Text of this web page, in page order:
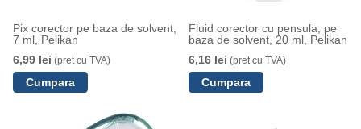
Pix corector pe baza de solvent,
7 ml, Pelikan
6,99 lei (pret cu TVA)
Fluid corector cu pensula, pe
baza de solvent, 20 ml, Pelikan
6,16 lei (pret cu TVA)